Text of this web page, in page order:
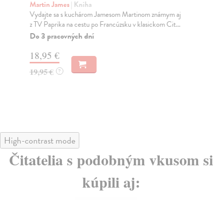
Martin James| Kniha
Vydajte sa s kuchárom Jamesom Martinom známym aj
z TV Paprika na cestu po Francúzsku v klasickom Cit...
Do 3 pracovných dní
18,95 €
19,95 € ?
High-contrast mode
Čitatelia s podobným vkusom si
kúpili aj: